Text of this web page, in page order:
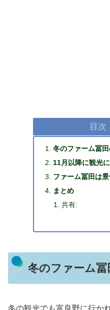
目次
冬のファーム冨
11月以降に観光
ファーム冨田は
まとめ
共有:
冬のファーム